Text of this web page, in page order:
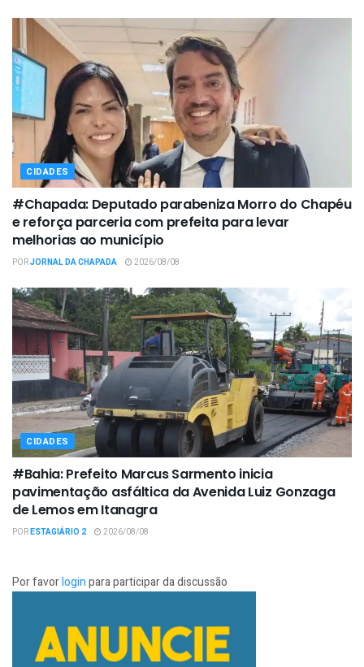
CIDADES
#Chapada: Deputado parabeniza Morro do Chapéu
e reforça parceria com prefeita para levar
melhorias ao município
PORJORNAL DA CHAPADA 2026/08/08
CIDADES
#Bahia: Prefeito Marcus Sarmento inicia
pavimentação asfáltica da Avenida Luiz Gonzaga
de Lemos em Itanagra
PORESTAGIÁRIO 2 2026/08/08
Por favorloginpara participar da discussão